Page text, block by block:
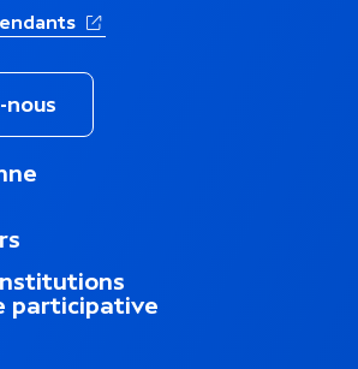
(Ouverture dans un nouvel
nous
participative